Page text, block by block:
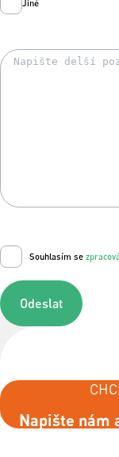
Jiné
Souhlasím se
Odeslat
Napište nám